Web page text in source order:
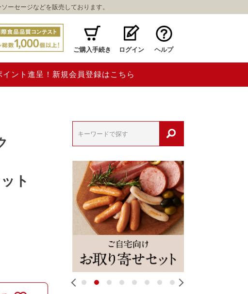
ーセージなどを販売しております。
ご購入手続き ログイン ヘルプ
ント進呈！新規会員登録はこちら
ト